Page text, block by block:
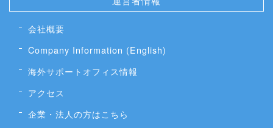
会社概要
Company Information (English)
海外サポートオフィス情報
アクセス
企業・法人の方はこちら